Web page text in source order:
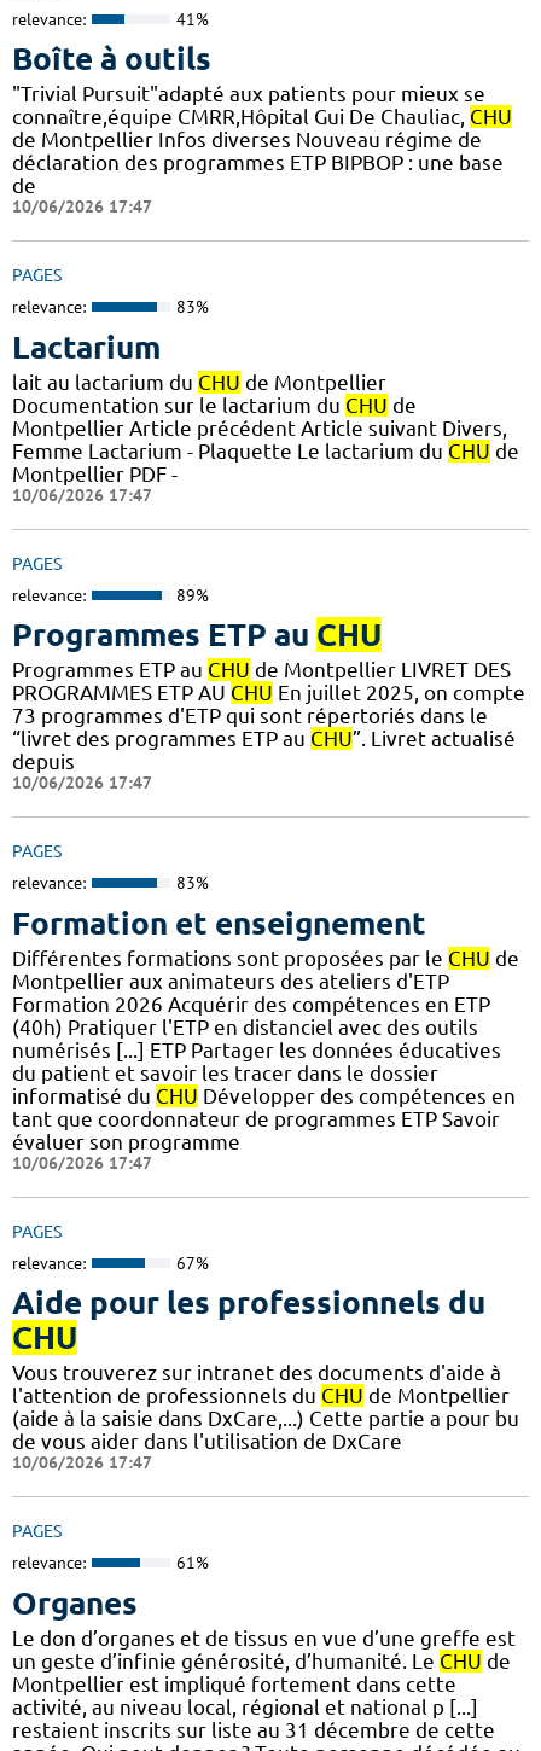
relevance: 41%
Boîte à outils
"Trivial Pursuit"adapté aux patients pour mieux se
connaître,équipe CMRR,Hôpital Gui De Chauliac, CHU
de Montpellier Infos diverses Nouveau régime de
déclaration des programmes ETP BIPBOP : une base
de
10/06/2026 17:47
PAGES
relevance: 83%
Lactarium
lait au lactarium du CHU de Montpellier
Documentation sur le lactarium du CHU de
Montpellier Article précédent Article suivant Divers,
Femme Lactarium - Plaquette Le lactarium du CHU de
Montpellier PDF -
10/06/2026 17:47
PAGES
relevance: 89%
Programmes ETP au CHU
Programmes ETP au CHU de Montpellier LIVRET DES
PROGRAMMES ETP AU CHU En juillet 2025, on compte
73 programmes d'ETP qui sont répertoriés dans le
“livret des programmes ETP au CHU”. Livret actualisé
depuis
10/06/2026 17:47
PAGES
relevance: 83%
Formation et enseignement
Différentes formations sont proposées par le CHU de
Montpellier aux animateurs des ateliers d'ETP
Formation 2026 Acquérir des compétences en ETP
(40h) Pratiquer l'ETP en distanciel avec des outils
numérisés [...] ETP Partager les données éducatives
du patient et savoir les tracer dans le dossier
informatisé du CHU Développer des compétences en
tant que coordonnateur de programmes ETP Savoir
évaluer son programme
10/06/2026 17:47
PAGES
relevance: 67%
Aide pour les professionnels du
CHU
Vous trouverez sur intranet des documents d'aide à
l'attention de professionnels du CHU de Montpellier
(aide à la saisie dans DxCare,...) Cette partie a pour bu
de vous aider dans l'utilisation de DxCare
10/06/2026 17:47
PAGES
relevance: 61%
Organes
Le don d’organes et de tissus en vue d’une greffe est
un geste d’infinie générosité, d’humanité. Le CHU de
Montpellier est impliqué fortement dans cette
activité, au niveau local, régional et national p [...]
restaient inscrits sur liste au 31 décembre de cette